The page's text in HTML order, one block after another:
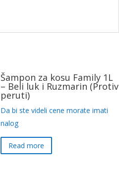
Šampon za kosu Family 1L
– Beli luk i Ruzmarin (Protiv
peruti)
Da bi ste videli cene morate imati
nalog
Read more